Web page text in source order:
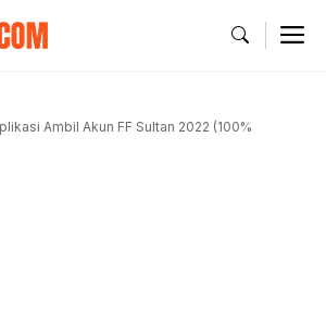
Ambil Akun FF Sultan 2022 (100%